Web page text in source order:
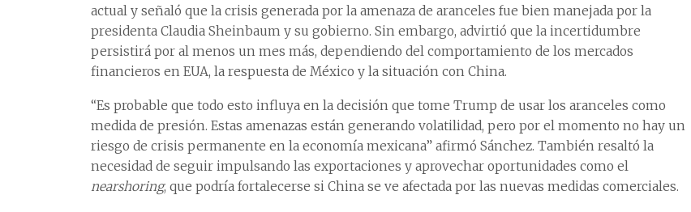
actual y señaló que la crisis generada por la amenaza de aranceles fue bien manejada por la
presidenta Claudia Sheinbaum y su gobierno. Sin embargo, advirtió que la incertidumbre
persistirá por al menos un mes más, dependiendo del comportamiento de los mercados
financieros en EUA, la respuesta de México y la situación con China.
“Es probable que todo esto influya en la decisión que tome Trump de usar los aranceles como
medida de presión. Estas amenazas están generando volatilidad, pero por el momento no hay un
riesgo de crisis permanente en la economía mexicana” afirmó Sánchez. También resaltó la
necesidad de seguir impulsando las exportaciones y aprovechar oportunidades como el
nearshoring, que podría fortalecerse si China se ve afectada por las nuevas medidas comerciales.